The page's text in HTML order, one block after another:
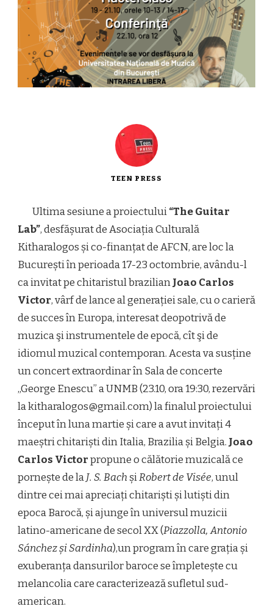
TEEN PRESS
Ultima sesiune a proiectului“The Guitar
Lab”, desfășurat de Asociația Culturală
Kitharalogos și co-finanțat de AFCN, are loc la
București în perioada 17-23 octombrie, avându-l
ca invitat pe chitaristul brazilianJoao Carlos
Victor, vârf de lance al generației sale, cu o carieră
de succes în Europa, interesat deopotrivă de
muzica şi instrumentele de epocă, cît şi de
idiomul muzical contemporan. Acesta va susține
un concert extraordinar în Sala de concerte
„George Enescu” a UNMB (23.10, ora 19:30, rezervări
la kitharalogos@gmail.com) la finalul proiectului
început în luna martie și care a avut invitați 4
maeștri chitariști din Italia, Brazilia și Belgia. Joao
Carlos Victorpropune o călătorie muzicală ce
pornește de laJ. S. Bach șiRobert de Visée, unul
dintre cei mai apreciați chitariști și lutiști din
epoca Barocă, și ajunge în universul muzicii
latino-americane de secol XX (Piazzolla, Antonio
Sánchez și Sardinha),un program în care grația și
exuberanța dansurilor baroce se împletește cu
melancolia care caracterizează sufletul sud-
american.